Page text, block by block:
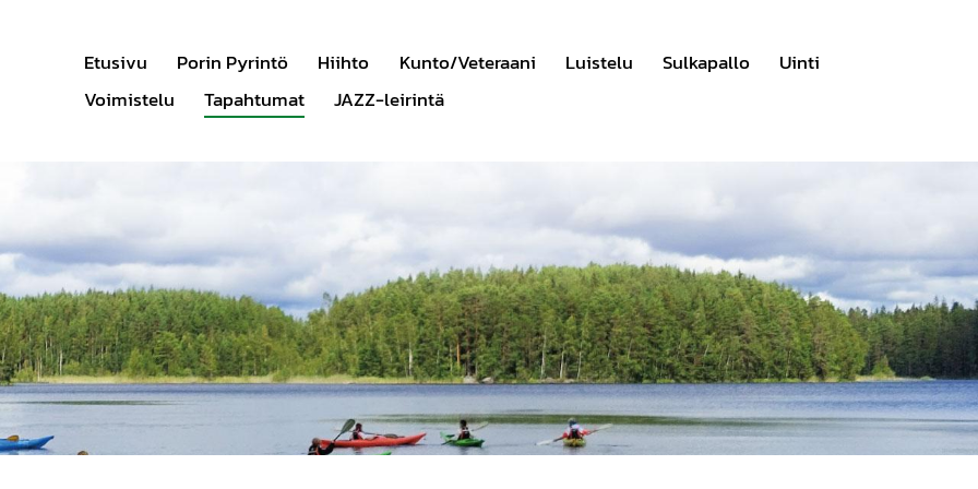
Etusivu Porin Pyrintö Hiihto Kunto/Veteraani Luistelu Sulkapallo
Uinti
Voimistelu
Tapahtumat JAZZ-leirintä